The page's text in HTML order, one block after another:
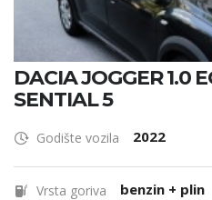
DACIA JOGGER 1.0
SENTIAL 5
Godište vozila 2022
Vrsta goriva benzin + plin